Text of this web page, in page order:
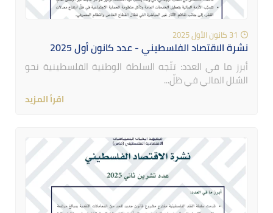
31 كانون الأول 2025
نشرة الاقتصاد الفلسطيني - عدد كانون أول 2025
أبرز ما في العدد: تتّجه السلطة الوطنية الفلسطينية نحو
الشلل المالي في ظلّ...
اقرأ المزيد